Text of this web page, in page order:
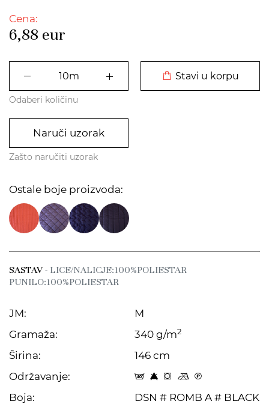
Cena:
6,88 eur
Stavi u korpu
Odaberi količinu
Naruči uzorak
Zašto naručiti uzorak
Ostale boje proizvoda:
SASTAV- LICE/NALICJE:100%POLIESTAR
PUNILO:100%POLIESTAR
JM:
M
Gramaža:
340 g/m2
Širina:
146 cm
Održavanje:
t 8 f m C
Boja:
DSN # ROMB A # BLACK